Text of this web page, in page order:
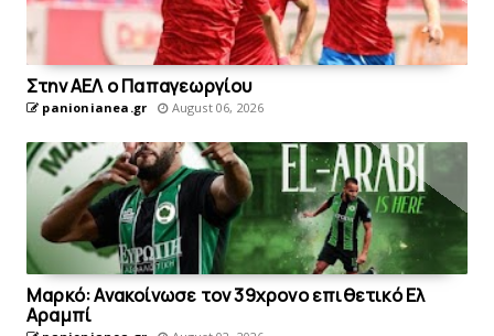
Στην AEΛ ο Παπαγεωργίου
panionianea.gr August 06, 2026
Mαρκό: Ανακοίνωσε τον 39χρονο επιθετικό Ελ
Αραμπί